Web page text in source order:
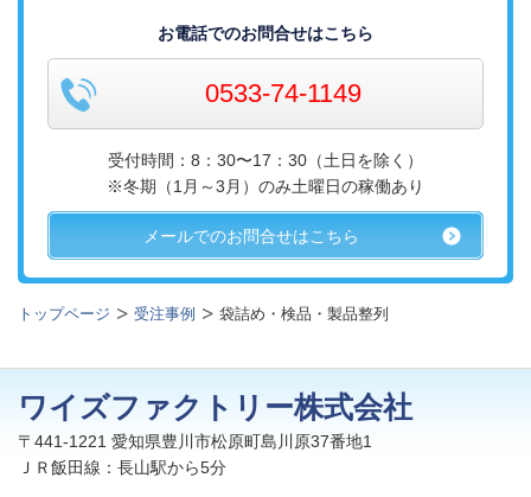
お電話でのお問合せはこちら
0533-74-1149
受付時間：8：30〜17：30 （土日を除く）
※冬期（1月～3月）のみ土曜日の稼働あり
メールでのお問合せはこちら
トップページ 受注事例 袋詰め・検品・製品整列
ワイズファクトリー株式会社
〒441-1221 愛知県豊川市松原町島川原37番地1
ＪＲ飯田線：長山駅から5分